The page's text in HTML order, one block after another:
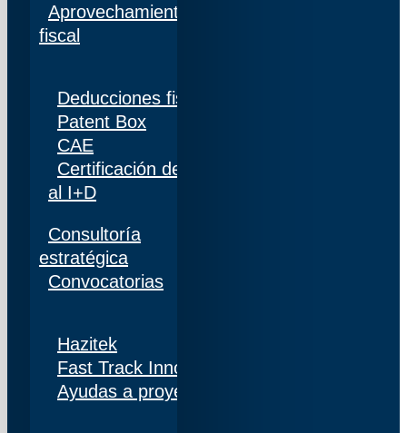
Aprovechamiento
fiscal
Deducciones fiscales
Patent Box
CAE
Certificación de personal adscrito al 100%
al I+D
Consultoría
estratégica
Convocatorias
Hazitek
Fast Track Innobideak
Ayudas a proyectos de I+D+i en Navarra